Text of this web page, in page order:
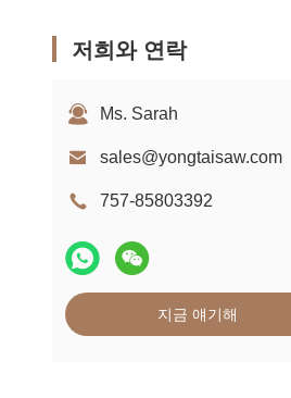
저희와 연락
Ms. Sarah
sales@yongtaisaw.com
757-85803392
지금 얘기해